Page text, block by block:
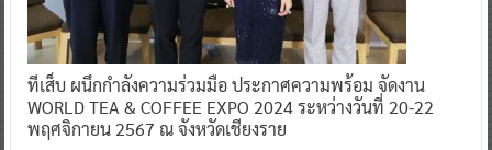
ทีเส็บ ผนึกกำลังความร่วมมือ ประกาศความพร้อม จัดงาน
WORLD TEA & COFFEE EXPO 2024 ระหว่างวันที่ 20-22
พฤศจิกายน 2567 ณ จังหวัดเชียงราย